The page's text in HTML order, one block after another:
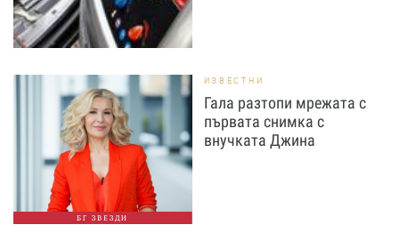
БГ ЗВЕЗДИ
ИЗВЕСТНИ
Гала разтопи мрежата с
първата снимка с
внучката Джина